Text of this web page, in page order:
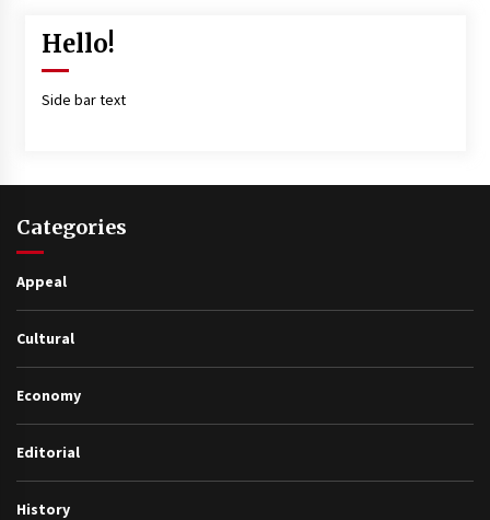
Hello!
Side bar text
Categories
Appeal
Cultural
Economy
Editorial
History